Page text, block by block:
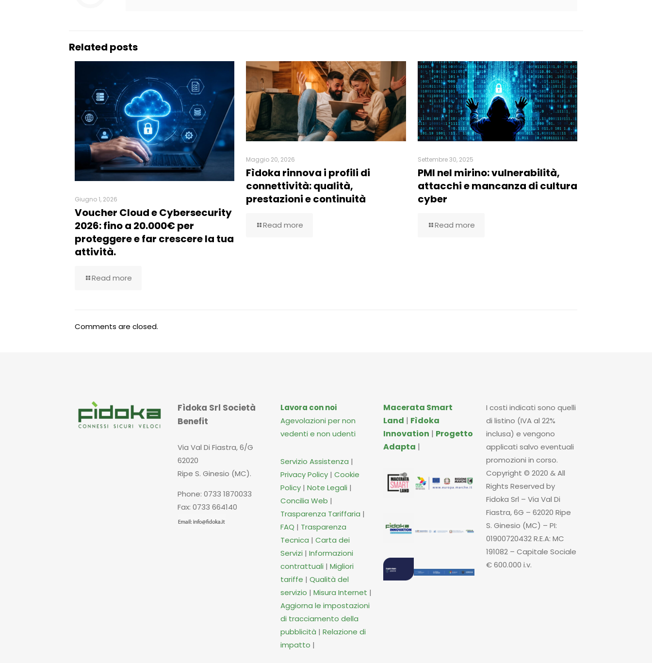
Related posts
Giugno 1, 2026
Voucher Cloud e Cybersecurity
2026: fino a 20.000€ per
proteggere e far crescere la tua
attività.
Read more
Maggio 20, 2026
Fìdoka rinnova i profili di
connettività: qualità,
prestazioni e continuità
Read more
Settembre 30, 2025
PMI nel mirino: vulnerabilità,
attacchi e mancanza di cultura
cyber
Read more
Comments are closed.
Fìdoka Srl Società
Benefit
Via Val Di Fiastra, 6/G
62020
Ripe S. Ginesio (MC).
Phone: 0733 1870033
Fax: 0733 664140
Lavora con noi
Agevolazioni per non
vedenti e non udenti
Servizio Assistenza |
Privacy Policy | Cookie
Policy | Note Legali |
Concilia Web |
Trasparenza Tariffaria |
FAQ | Trasparenza
Tecnica | Carta dei
Servizi | Informazioni
contrattuali | Migliori
tariffe | Qualità del
servizio | Misura Internet |
Aggiorna le impostazioni
di tracciamento della
pubblicità | Relazione di
impatto |
Macerata Smart
Land | Fìdoka
Innovation | Progetto
Adapta |
I costi indicati sono quelli
di listino (IVA al 22%
inclusa) e vengono
applicati salvo eventuali
promozioni in corso.
Copyright © 2020 & All
Rights Reserved by
Fidoka Srl – Via Val Di
Fiastra, 6G – 62020 Ripe
S. Ginesio (MC) – PI:
01900720432 R.E.A: MC
191082 – Capitale Sociale
€ 600.000 i.v.